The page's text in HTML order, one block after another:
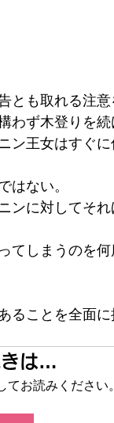
も取れる注
わず木登りを
ン王女はすぐ
ない。
に対してそ
しまうのを何
ることを全面
きは…
お読みください。